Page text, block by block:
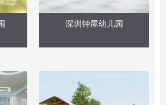
深圳钟屋幼儿园